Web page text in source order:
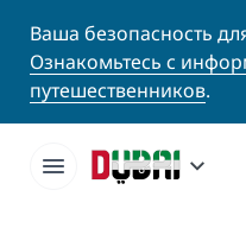
Ваша безопасность
Ознакомьтесь с
путешественников.